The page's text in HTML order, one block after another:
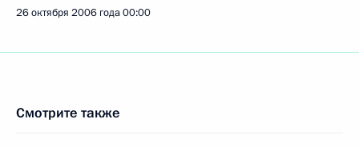
26 октября 2006 года00:00
Смотрите также